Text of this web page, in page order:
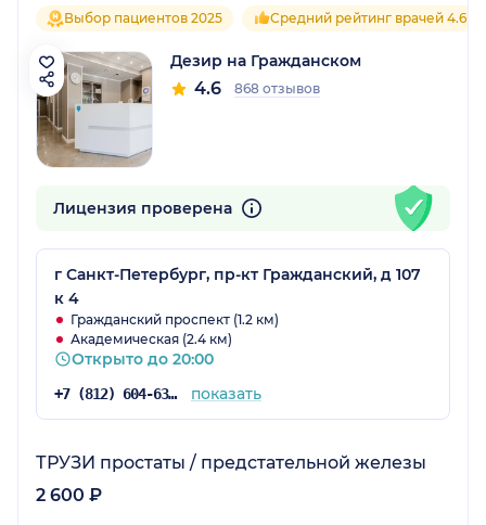
Выбор пациентов 2025 Средний рейтинг врачей 4.6
Дезир на Гражданском
4.6 868 отзывов
Лицензия проверена
г Санкт-Петербург, пр-кт Гражданский, д 107
к 4
Гражданский проспект (1.2 км)
Академическая (2.4 км)
Открыто до 20:00
+7 (812) 604-63-57 показать
ТРУЗИ простаты / предстательной железы
2 600 ₽